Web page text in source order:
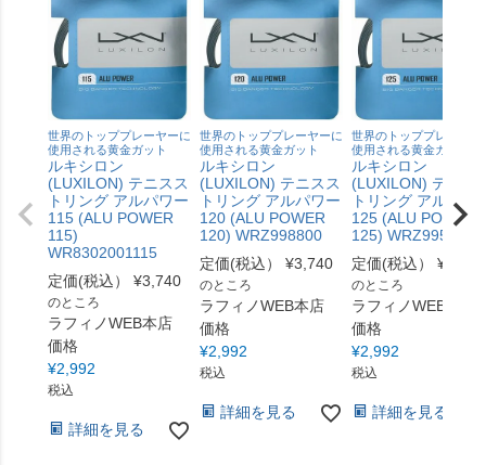
世界のトッププレーヤーに
使用される黄金ガット
ルキシロン
(LUXILON) テニスス
トリング アルパワー
115 (ALU POWER
115)
WR8302001115
定価(税込）
¥3,740
のところ
ラフィノWEB本店
価格
¥2,992
税込
詳細を見る
世界のトッププレーヤーに
使用される黄金ガット
ルキシロン
(LUXILON) テニスス
トリング アルパワー
120 (ALU POWER
120) WRZ998800
定価(税込）
¥3,740
のところ
ラフィノWEB本店
価格
¥2,992
税込
詳細を見る
世界のトッププレーヤー
使用される黄金ガット
ルキシロン
(LUXILON) テニス
トリング アルパワ
125 (ALU POWER
125)
定価(税込）
¥
のところ
ラフィノWEB本店
価格
¥2,992
税込
詳細を見る